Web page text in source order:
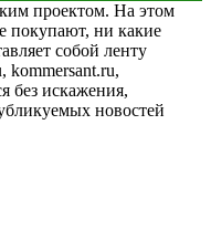
проектом. На этом
покупают, ни какие
собой ленту
kommersant.ru,
без искажения,
новостей